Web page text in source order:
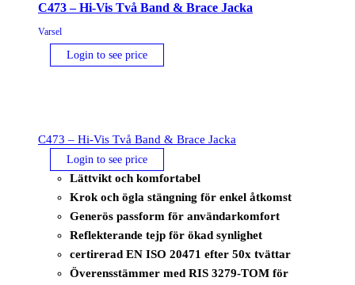
mängd
C473 – Hi-Vis Två Band & Brace Jacka
Varsel
Login to see price
C473 – Hi-Vis Två Band & Brace Jacka
Login to see price
Lättvikt och komfortabel
Krok och ögla stängning för enkel åtkomst
Generös passform för användarkomfort
Reflekterande tejp för ökad synlighet
certirerad EN ISO 20471 efter 50x tvättar
Överensstämmer med RIS 3279-TOM för